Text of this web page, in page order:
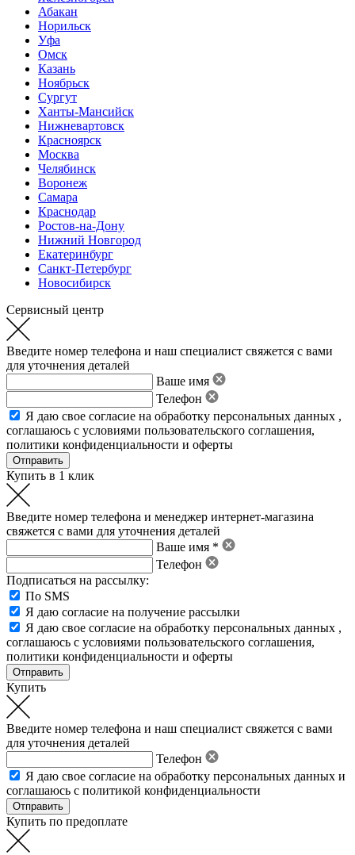
Абакан
Норильск
Уфа
Омск
Казань
Ноябрьск
Сургут
Ханты-Мансийск
Нижневартовск
Красноярск
Москва
Челябинск
Воронеж
Самара
Краснодар
Ростов-на-Дону
Нижний Новгород
Екатеринбург
Санкт-Петербург
Новосибирск
Сервисный центр
Введите номер телефона и наш специалист свяжется с вами
для уточнения деталей
Ваше имя
Телефон
Я даю свое согласие на обработку персональных данных ,
соглашаюсь с условиями пользовательского соглашения,
политики конфиденциальности и оферты
Купить в 1 клик
Введите номер телефона и менеджер интернет-магазина
свяжется с вами для уточнения деталей
Ваше имя *
Телефон
Подписаться на рассылку:
По SMS
Я даю согласие на получение рассылки
Я даю свое согласие на обработку персональных данных ,
соглашаюсь с условиями пользовательского соглашения,
политики конфиденциальности и оферты
Купить
Введите номер телефона и наш специалист свяжется с вами
для уточнения деталей
Телефон
Я даю свое согласие на обработку персональных данных и
соглашаюсь с политикой конфиденциальности
Купить по предоплате